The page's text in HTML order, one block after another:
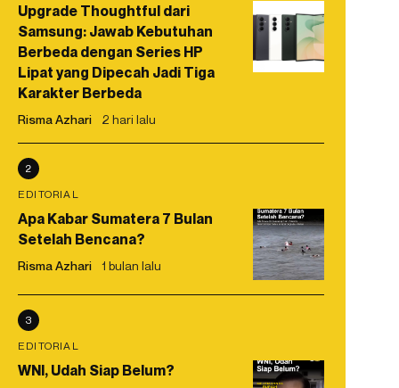
Upgrade Thoughtful dari
Samsung: Jawab Kebutuhan
Berbeda dengan Series HP
Lipat yang Dipecah Jadi Tiga
Karakter Berbeda
Risma Azhari 2 hari lalu
2
EDITORIAL
Apa Kabar Sumatera 7 Bulan
Setelah Bencana?
Risma Azhari 1 bulan lalu
3
EDITORIAL
WNI, Udah Siap Belum?